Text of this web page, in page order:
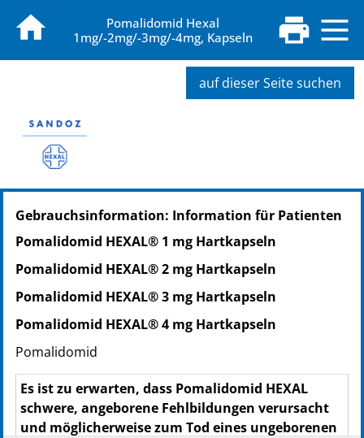
Pomalidomid Hexal
1mg/-2mg/-3mg/-4mg, Kapseln
auf dieser Seite suchen
PZN: 19136423
PPN: 111913642340
NTIN: 04150191364231
PPN: 111913644693
NTIN: 04150191364460
PZN: 19448157
PPN: 111944815731
NTIN: 04150194481577
Gebrauchsinformation: Information für Patienten
Pomalidomid HEXAL® 1 mg Hartkapseln
Pomalidomid HEXAL® 2 mg Hartkapseln
Pomalidomid HEXAL® 3 mg Hartkapseln
Pomalidomid HEXAL® 4 mg Hartkapseln
Pomalidomid
Es ist zu erwarten, dass Po­ma­li­do­mid HEXAL
schwere, angeborene Fehlbildungen verursacht
und möglicherweise zum Tod ei­nes ungeborenen